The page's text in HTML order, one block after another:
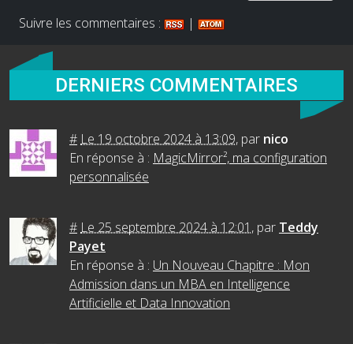
Suivre les commentaires : |
DERNIERS COMMENTAIRES
# Le 19 octobre 2024 à 13:09, par nico
En réponse à : MagicMirror², ma configuration
personnalisée
# Le 25 septembre 2024 à 12:01 , par Teddy
Payet
En réponse à : Un Nouveau Chapitre : Mon
Admission dans un MBA en Intelligence
Artificielle et Data Innovation